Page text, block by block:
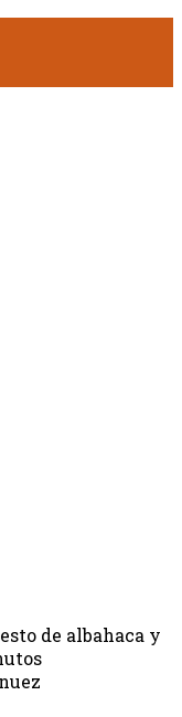
de albahaca y